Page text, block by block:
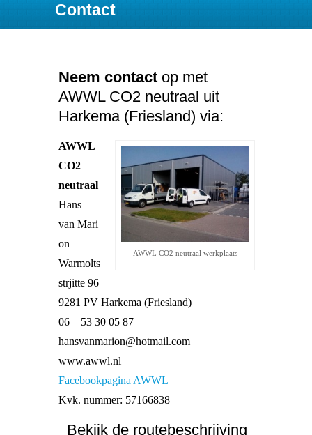
Contact
Neem contact op met
AWWL CO2 neutraal uit
Harkema (Friesland) via:
AWWL CO2 neutraal werkplaats
AWWL
CO2
neutraal
Hans
van Mari
on
Warmolts
strjitte 96
9281 PV Harkema (Friesland)
06 – 53 30 05 87
hansvanmarion@hotmail.com
www.awwl.nl
Facebookpagina AWWL
Kvk. nummer: 57166838
Bekijk de routebeschrijving